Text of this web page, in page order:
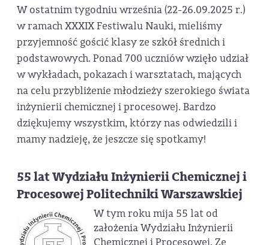
W ostatnim tygodniu września (22-26.09.2025 r.)
w ramach XXXIX Festiwalu Nauki, mieliśmy
przyjemność gościć klasy ze szkół średnich i
podstawowych. Ponad 700 uczniów wzięło udział
w wykładach, pokazach i warsztatach, mających
na celu przybliżenie młodzieży szerokiego świata
inżynierii chemicznej i procesowej. Bardzo
dziękujemy wszystkim, którzy nas odwiedzili i
mamy nadzieję, że jeszcze się spotkamy!
55 lat Wydziału Inżynierii Chemicznej i
Procesowej Politechniki Warszawskiej
W tym roku mija 55 lat od
założenia Wydziału Inżynierii